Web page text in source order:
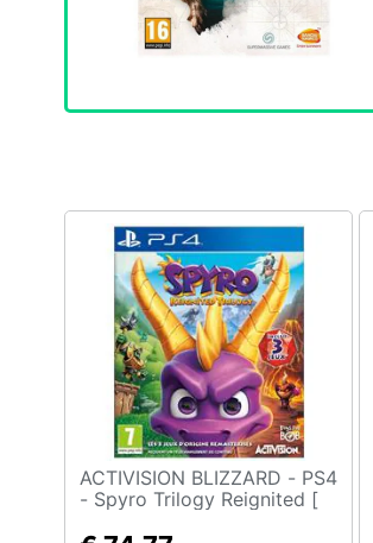
Videogiochi
Brico e Giardinaggio
Salute e igiene
Beauty
Giocattoli
Prima infanzia
ACTIVISION BLIZZARD - PS4
- Spyro Trilogy Reignited [